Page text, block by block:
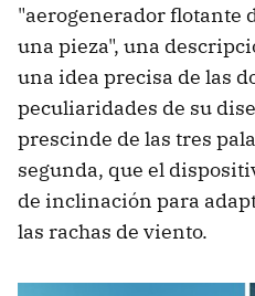
"aerogenerador flotante
una pieza", una
una idea precisa de las
peculiaridades de su
prescinde de las tres
segunda, que el
de inclinación para
las rachas de viento.